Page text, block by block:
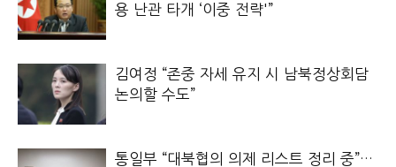
용 난관 타개 ‘이중 전략'”
김여정 “존중 자세 유지 시 남북정상회담
논의할 수도”
통일부 “대북협의 의제 리스트 정리 중”…